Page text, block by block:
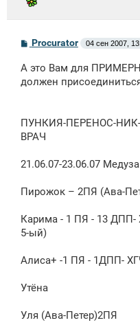
С
б
щ
е
Procurator 04 сен 2007,
А это Вам для
должен
ПУНКИЯ-ПЕРЕНОС-
ВРАЧ
21.06.07-23.06.07
Пирожок – 2ПЯ (Ава-
Карима - 1 ПЯ - 13 ДПП-
5-ый)
Алиса+ -1 ПЯ - 1ДПП-
Утёна
Уля (Ава-Петер)2ПЯ